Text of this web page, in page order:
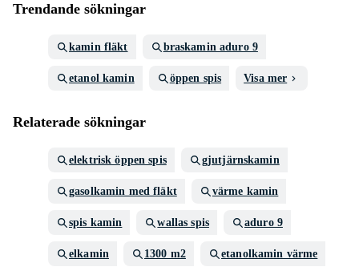
Trendande sökningar
kamin fläkt braskamin aduro 9
etanol kamin öppen spis Visa mer
Relaterade sökningar
elektrisk öppen spis gjutjärnskamin
gasolkamin med fläkt värme kamin
spis kamin wallas spis aduro 9
elkamin 1300 m2 etanolkamin värme